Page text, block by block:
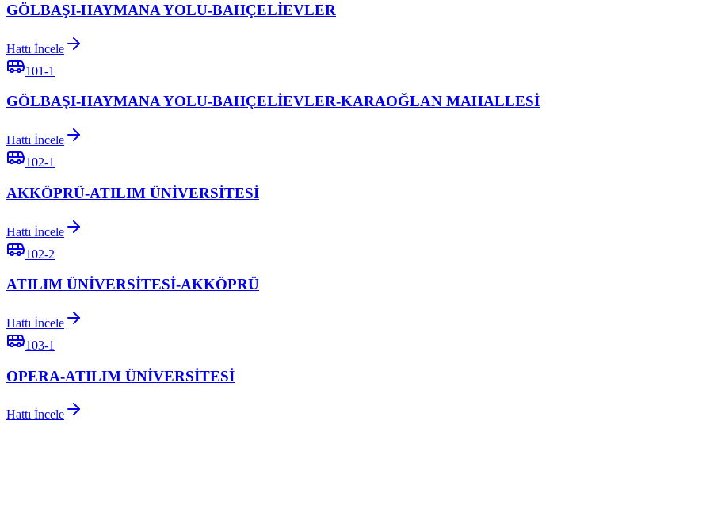
GÖLBAŞI-HAYMANA YOLU-BAHÇELİEVLER
Hattı İncele
101-1
GÖLBAŞI-HAYMANA YOLU-BAHÇELİEVLER-KARAOĞLAN MAHALLESİ
Hattı İncele
102-1
AKKÖPRÜ-ATILIM ÜNİVERSİTESİ
Hattı İncele
102-2
ATILIM ÜNİVERSİTESİ-AKKÖPRÜ
Hattı İncele
103-1
OPERA-ATILIM ÜNİVERSİTESİ
Hattı İncele